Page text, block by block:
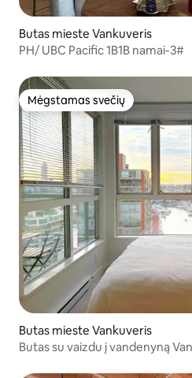
Butas mieste Vankuveris
PH/ UBC Pacific 1B1B namai-3#
Mėgstamas svečių
Mėgstamas svečių
Butas mieste Vankuveris
Butas su vaizdu į vandenyną